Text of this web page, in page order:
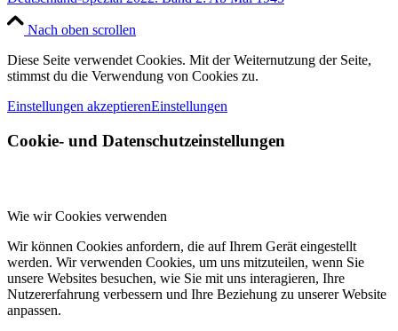
Nach oben scrollen
Diese Seite verwendet Cookies. Mit der Weiternutzung der Seite,
stimmst du die Verwendung von Cookies zu.
Einstellungen akzeptierenEinstellungen
Cookie- und Datenschutzeinstellungen
Wie wir Cookies verwenden
Wir können Cookies anfordern, die auf Ihrem Gerät eingestellt
werden. Wir verwenden Cookies, um uns mitzuteilen, wenn Sie
unsere Websites besuchen, wie Sie mit uns interagieren, Ihre
Nutzererfahrung verbessern und Ihre Beziehung zu unserer Website
anpassen.